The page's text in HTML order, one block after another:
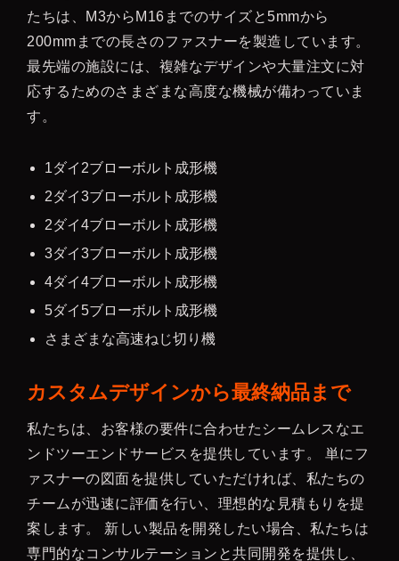
たちは、M3からM16までのサイズと5mmから
200mmまでの長さのファスナーを製造しています。
最先端の施設には、複雑なデザインや大量注文に対
応するためのさまざまな高度な機械が備わっていま
す。
1ダイ2ブローボルト成形機
2ダイ3ブローボルト成形機
2ダイ4ブローボルト成形機
3ダイ3ブローボルト成形機
4ダイ4ブローボルト成形機
5ダイ5ブローボルト成形機
さまざまな高速ねじ切り機
カスタムデザインから最終納品まで
私たちは、お客様の要件に合わせたシームレスなエ
ンドツーエンドサービスを提供しています。 単にフ
ァスナーの図面を提供していただければ、私たちの
チームが迅速に評価を行い、理想的な見積もりを提
案します。 新しい製品を開発したい場合、私たちは
専門的なコンサルテーションと共同開発を提供し、